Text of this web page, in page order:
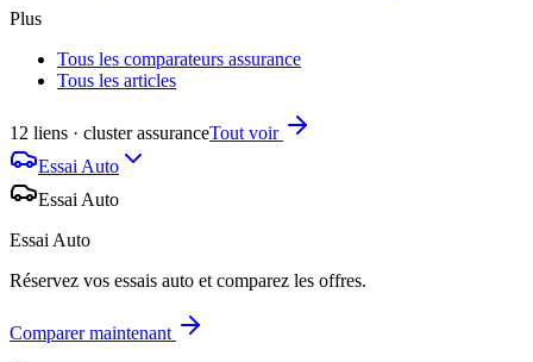
Plus
Tous les comparateurs assurance
Tous les articles
12 liens · cluster assuranceTout voir
Essai Auto
Essai Auto
Essai Auto
Réservez vos essais auto et comparez les offres.
Comparer maintenant